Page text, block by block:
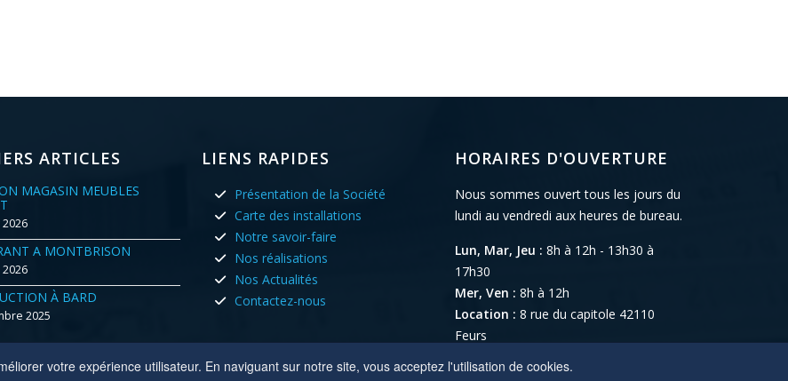
votre expérience utilisateur. En naviguant sur notre site, vous acceptez l'utilisation de cookies.
ARTICLES
MAGASIN MEUBLES
A MONTBRISON
À BARD
2025
LIENS RAPIDES
Présentation de la Société
Carte des installations
Notre savoir-faire
Nos réalisations
Nos Actualités
Contactez-nous
HORAIRES D'OUVERTURE
Nous sommes ouvert tous les jours du
lundi au vendredi aux heures de bureau.
Lun, Mar, Jeu : 8h à 12h - 13h30 à
17h30
Mer, Ven : 8h à 12h
Location : 8 rue du capitole 42110
Feurs